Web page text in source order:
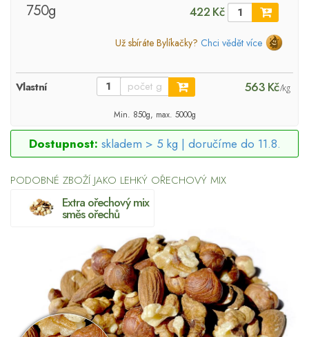
750g 422 Kč
Už sbíráte Bylíkačky? Chci vědět více
Vlastní 563 Kč/kg
Min. 850g, max. 5000g
Dostupnost: skladem > 5 kg | doručíme do 11.8.
PODOBNÉ ZBOŽÍ JAKO LEHKÝ OŘECHOVÝ MIX
Extra ořechový mix
směs ořechů